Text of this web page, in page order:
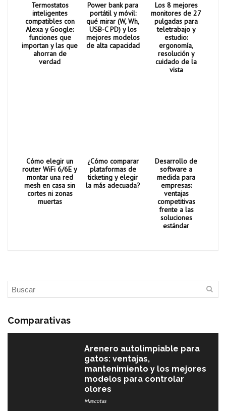
Termostatos
inteligentes
compatibles con
Alexa y Google:
funciones que
importan y las que
ahorran de
verdad
Power bank para
portátil y móvil:
qué mirar (W, Wh,
USB-C PD) y los
mejores modelos
de alta capacidad
Los 8 mejores
monitores de 27
pulgadas para
teletrabajo y
estudio:
ergonomía,
resolución y
cuidado de la
vista
Cómo elegir un
router WiFi 6/6E y
montar una red
mesh en casa sin
cortes ni zonas
muertas
¿Cómo comparar
plataformas de
ticketing y elegir
la más adecuada?
Desarrollo de
software a
medida para
empresas:
ventajas
competitivas
frente a las
soluciones
estándar
Comparativas
Arenero autolimpiable para
gatos: ventajas,
mantenimiento y los mejores
modelos para controlar
olores
Mascotas